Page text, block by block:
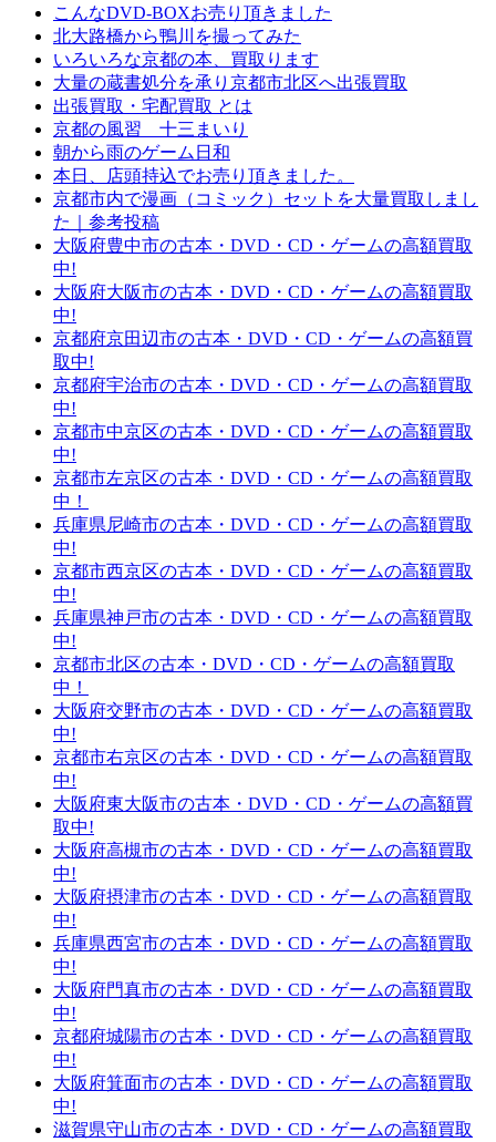
こんなDVD-BOXお売り頂きました
北大路橋から鴨川を撮ってみた
いろいろな京都の本、買取ります
大量の蔵書処分を承り京都市北区へ出張買取
出張買取・宅配買取 とは
京都の風習 十三まいり
朝から雨のゲーム日和
本日、店頭持込でお売り頂きました。
京都市内で漫画（コミック）セットを大量買取しまし
た｜参考投稿
大阪府豊中市の古本・DVD・CD・ゲームの高額買取
中!
大阪府大阪市の古本・DVD・CD・ゲームの高額買取
中!
京都府京田辺市の古本・DVD・CD・ゲームの高額買
取中!
京都府宇治市の古本・DVD・CD・ゲームの高額買取
中!
京都市中京区の古本・DVD・CD・ゲームの高額買取
中!
京都市左京区の古本・DVD・CD・ゲームの高額買取
中！
兵庫県尼崎市の古本・DVD・CD・ゲームの高額買取
中!
京都市西京区の古本・DVD・CD・ゲームの高額買取
中!
兵庫県神戸市の古本・DVD・CD・ゲームの高額買取
中!
京都市北区の古本・DVD・CD・ゲームの高額買取
中！
大阪府交野市の古本・DVD・CD・ゲームの高額買取
中!
京都市右京区の古本・DVD・CD・ゲームの高額買取
中!
大阪府東大阪市の古本・DVD・CD・ゲームの高額買
取中!
大阪府高槻市の古本・DVD・CD・ゲームの高額買取
中!
大阪府摂津市の古本・DVD・CD・ゲームの高額買取
中!
兵庫県西宮市の古本・DVD・CD・ゲームの高額買取
中!
大阪府門真市の古本・DVD・CD・ゲームの高額買取
中!
京都府城陽市の古本・DVD・CD・ゲームの高額買取
中!
大阪府箕面市の古本・DVD・CD・ゲームの高額買取
中!
滋賀県守山市の古本・DVD・CD・ゲームの高額買取